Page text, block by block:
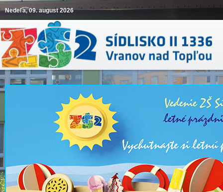
Nedeľa, 09. august 2026